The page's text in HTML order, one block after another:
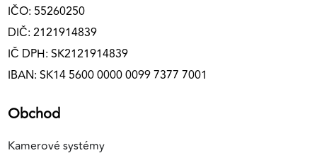
IČO: 55260250
DIČ: 2121914839
IČ DPH: SK2121914839
IBAN: SK14 5600 0000 0099 7377 7001
Obchod
Kamerové systémy